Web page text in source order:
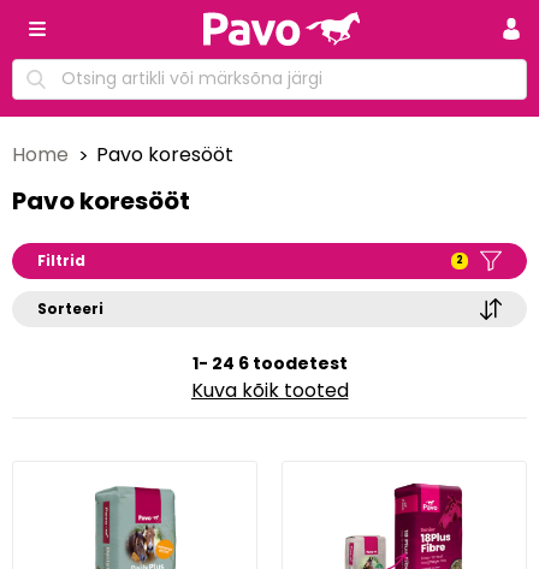
Home Pavo koresööt
Pavo koresööt
Filtrid 2
Sorteeri
1- 24 6 toodetest
Kuva kõik tooted